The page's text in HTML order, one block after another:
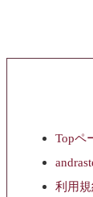
Topペ
利用